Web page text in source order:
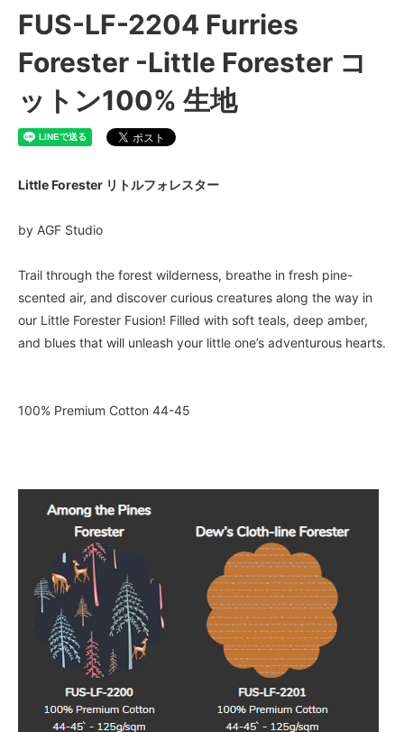
FUS-LF-2204 Furries
Forester -Little Forester コ
ットン100% 生地
Little Forester リトルフォレスター
by AGF Studio
Trail through the forest wilderness, breathe in fresh pine-
scented air, and discover curious creatures along the way in
our Little Forester Fusion! Filled with soft teals, deep amber,
and blues that will unleash your little one’s adventurous hearts.
100% Premium Cotton 44-45